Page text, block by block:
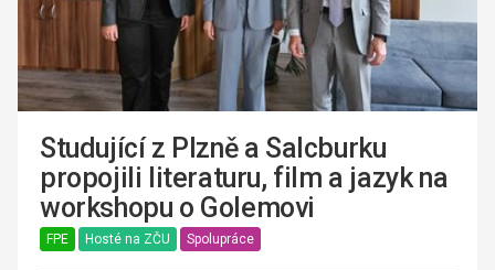
Studující z Plzně a Salcburku
propojili literaturu, film a jazyk na
workshopu o Golemovi
FPE Hosté na ZČU Spolupráce